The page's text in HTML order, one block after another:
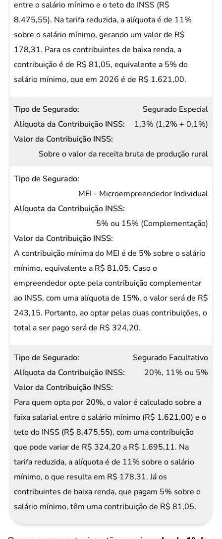
Valor da
Contribuição
INSS
entre o salário mínimo e o teto do INSS (R$
8.475,55). Na tarifa reduzida, a alíquota é de 11%
sobre o salário mínimo, gerando um valor de R$
178,31. Para os contribuintes de baixa renda, a
contribuição é de R$ 81,05, equivalente a 5% do
salário mínimo, que em 2026 é de R$ 1.621,00.
Segurado Especial
1,3% (1,2% + 0,1%)
Sobre o valor da receita bruta de produção rural
MEI - Microempreendedor Individual
5% ou 15% (Complementação)
A contribuição mínima do MEI é de 5% sobre o salário
mínimo, equivalente a R$ 81,05. Caso o
empreendedor opte pela contribuição complementar
ao INSS, com uma alíquota de 15%, o valor será de R$
243,15. Portanto, ao optar pelas duas contribuições, o
total a ser pago será de R$ 324,20.
Segurado Facultativo
20%, 11% ou 5%
Para quem opta por 20%, o valor é calculado sobre a
faixa salarial entre o salário mínimo (R$ 1.621,00) e o
teto do INSS (R$ 8.475,55), com uma contribuição
que pode variar de R$ 324,20 a R$ 1.695,11. Na
tarifa reduzida, a alíquota é de 11% sobre o salário
mínimo, o que resulta em R$ 178,31. Já os
contribuintes de baixa renda, que pagam 5% sobre o
salário mínimo, têm uma contribuição de R$ 81,05.